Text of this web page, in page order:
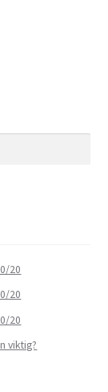
20
20
20
viktig?